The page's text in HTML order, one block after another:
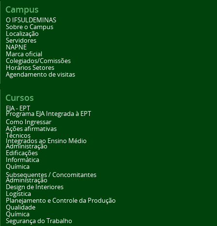
Campus
O IFSULDEMINAS
Sobre o Campus
Localização
Servidores
NAPNE
Marca oficial
Colegiados/Comissões
Horários Setores
Agendamento de visitas
Cursos
EJA - EPT
Programa EJA Integrada à EPT
Como Ingressar
Ações afirmativas
Técnicos
Integrados ao Ensino Médio
Administração
Edificações
Informática
Química
Subsequentes / Concomitantes
Administração
Design de Interiores
Logística
Planejamento e Controle da Produção
Qualidade
Química
Segurança do Trabalho